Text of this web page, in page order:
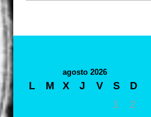
agosto 2026
L M X J V S
D
1
2